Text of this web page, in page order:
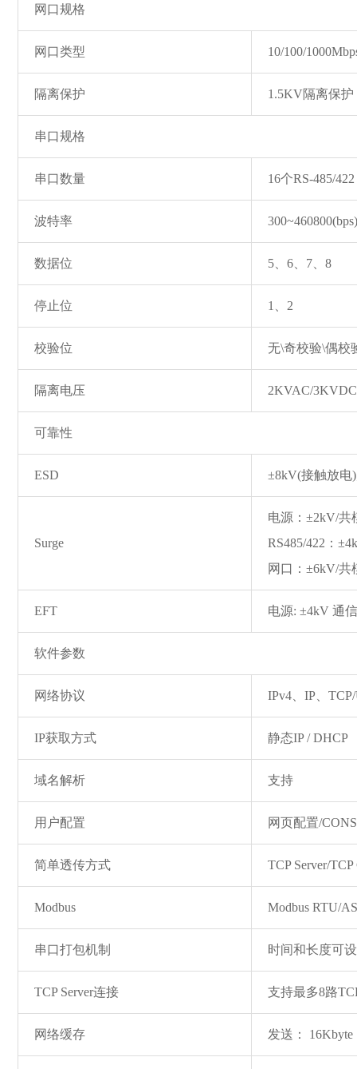
网口规格
网口类型 10/100/
隔离保护 1.5KV隔离保
串口规格
串口数量 16个RS-485/422
波特率
数据位 5、6、7、8
停止位 1、2
校验位 无\奇校验\偶校
隔离电压 2KVAC/3KVDC
可靠性
ESD ±8kV(接触放电
Surge
电源：±2kV/共
RS485/422：
网口：±6kV/共
EFT 电源: ±4kV 通
软件参数
网络协议 IPv4、IP、
IP获取方式 静态IP / DHCP
域名解析 支持
用户配置 网页配置/
简单透传方式 TCP Server/
Modbus Modbus RTU/
串口打包机制 时间和长度可
TCP Server连接 支持最多8路
网络缓存 发送：